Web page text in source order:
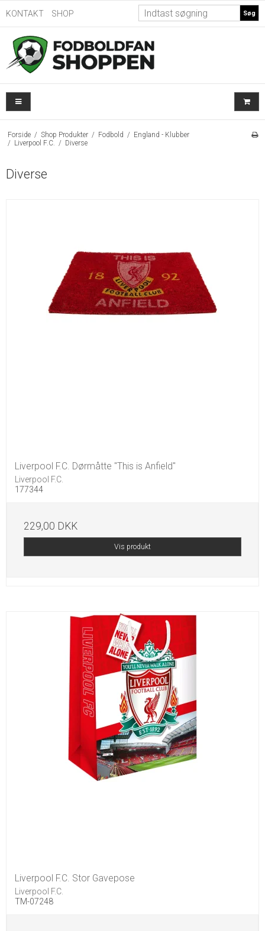
KONTAKT SHOP Søg
Forside / Shop Produkter / Fodbold / England - Klubber
/ Liverpool F.C. / Diverse
Diverse
Liverpool F.C. Dørmåtte "This is Anfield"
Liverpool F.C.
177344
229,00 DKK
Vis produkt
Liverpool F.C. Stor Gavepose
Liverpool F.C.
TM-07248